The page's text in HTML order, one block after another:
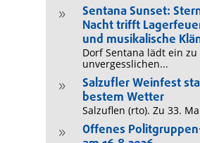
9
Sentana Sunset:
Nacht trifft
und musikalische
Dorf Sentana lädt ein zu
unvergesslichen...
9
Salzufler Weinfest
bestem Wetter
Salzuflen (rto). Zu 33.
9
Offenes